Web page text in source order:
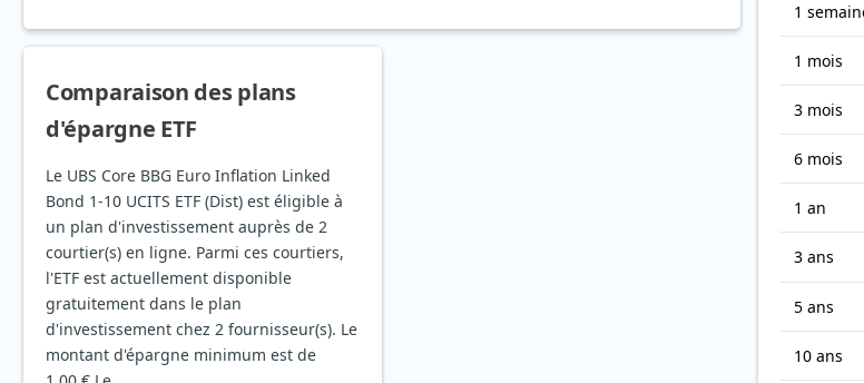
Comparaison des plans
d'épargne ETF
Le UBS Core BBG Euro Inflation Linked
Bond 1-10 UCITS ETF (Dist) est éligible à
un plan d'investissement auprès de 2
courtier(s) en ligne. Parmi ces courtiers,
l'ETF est actuellement disponible
gratuitement dans le plan
d'investissement chez 2 fournisseur(s). Le
montant d'épargne minimum est de
1
1 mois
3 mois
6 mois
1 an
3 ans
5 ans
10 ans